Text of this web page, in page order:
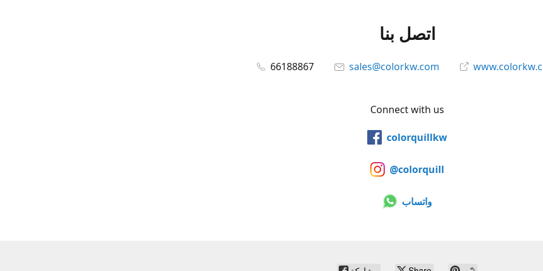
اتصل بنا
66188867 sales@colorkw.com
Connect with us
colorquillkw
@colorquill
واتساب